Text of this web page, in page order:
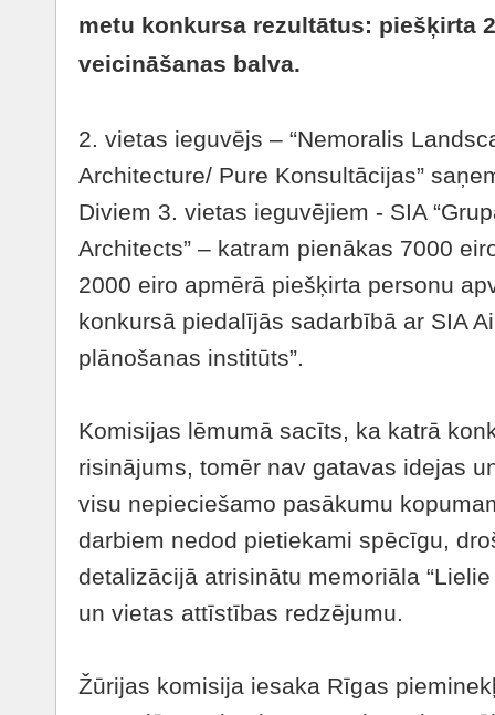
metu konkursa rezultātus: piešķirta
veicināšanas balva.
2. vietas ieguvējs – “Nemoralis
Architecture/ Pure Konsultācijas”
Diviem 3. vietas ieguvējiem - SIA
Architects” – katram pienākas 7000
2000 eiro apmērā piešķirta personu
konkursā piedalījās sadarbībā ar SIA
plānošanas institūts”.
Komisijas lēmumā sacīts, ka katrā
risinājums, tomēr nav gatavas idejas
visu nepieciešamo pasākumu
darbiem nedod pietiekami spēcīgu,
detalizācijā atrisinātu memoriāla
un vietas attīstības redzējumu.
Žūrijas komisija iesaka Rīgas